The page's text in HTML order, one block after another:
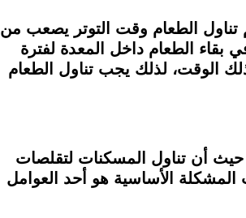
تناول الطعام وقت التوتر يصعب من
بقاء الطعام داخل المعدة لفترة
الوقت، لذلك يجب تناول الطعام
أن تناول المسكنات لتقلصات
الأساسية هو أحد العوامل